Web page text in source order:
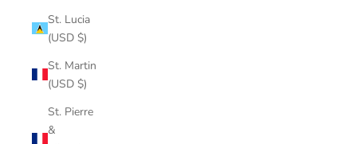
St. Lucia
(USD $)
St. Martin
(USD $)
St. Pierre
&